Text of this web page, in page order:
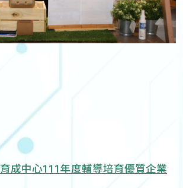
成中心111年度輔導培育優質企業